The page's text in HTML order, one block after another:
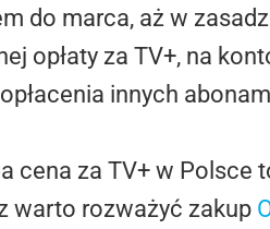
do marca, aż w
opłaty za TV+, na
innych
cena za TV+ w Polsce
warto rozważyć zakup